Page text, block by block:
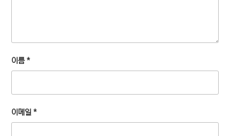
이름*
이메일*